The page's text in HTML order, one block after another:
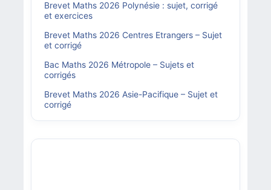
Brevet Maths 2026 Polynésie : sujet, corrigé
et exercices
Brevet Maths 2026 Centres Etrangers – Sujet
et corrigé
Bac Maths 2026 Métropole – Sujets et
corrigés
Brevet Maths 2026 Asie-Pacifique – Sujet et
corrigé